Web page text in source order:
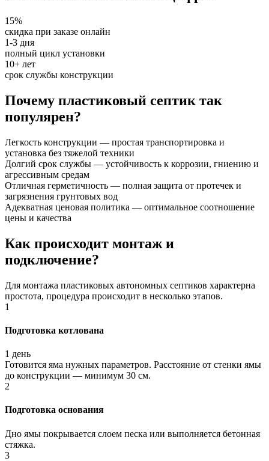
15%
скидка при заказе онлайн
1-3 дня
полный цикл установки
10+ лет
срок службы конструкции
Почему пластиковый септик так
популярен?
Легкость конструкции — простая транспортировка и
установка без тяжелой техники
Долгий срок службы — устойчивость к коррозии, гниению и
агрессивным средам
Отличная герметичность — полная защита от протечек и
загрязнения грунтовых вод
Адекватная ценовая политика — оптимальное соотношение
цены и качества
Как происходит монтаж и
подключение?
Для монтажа пластиковых автономных септиков характерна
простота, процедура происходит в несколько этапов.
1
Подготовка котлована
1 день
Готовится яма нужных параметров. Расстояние от стенки ямы
до конструкции — минимум 30 см.
2
Подготовка основания
Дно ямы покрывается слоем песка или выполняется бетонная
стяжка.
3